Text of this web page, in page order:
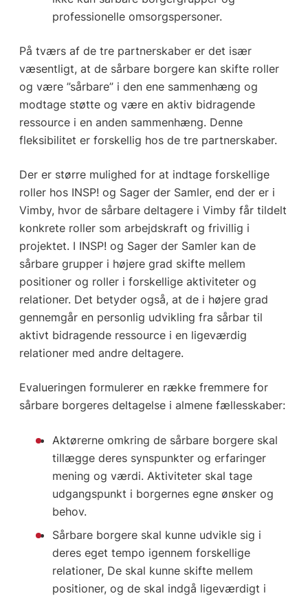
professionelle omsorgspersoner.
På tværs af de tre partnerskaber er det især
væsentligt, at de sårbare borgere kan skifte roller
og være ”sårbare” i den ene sammenhæng og
modtage støtte og være en aktiv bidragende
ressource i en anden sammenhæng. Denne
fleksibilitet er forskellig hos de tre partnerskaber.
Der er større mulighed for at indtage forskellige
roller hos INSP! og Sager der Samler, end der er i
Vimby, hvor de sårbare deltagere i Vimby får tildelt
konkrete roller som arbejdskraft og frivillig i
projektet. I INSP! og Sager der Samler kan de
sårbare grupper i højere grad skifte mellem
positioner og roller i forskellige aktiviteter og
relationer. Det betyder også, at de i højere grad
gennemgår en personlig udvikling fra sårbar til
aktivt bidragende ressource i en ligeværdig
relationer med andre deltagere.
Evalueringen formulerer en række fremmere for
sårbare borgeres deltagelse i almene fællesskaber:
Aktørerne omkring de sårbare borgere skal
tillægge deres synspunkter og erfaringer
mening og værdi. Aktiviteter skal tage
udgangspunkt i borgernes egne ønsker og
behov.
Sårbare borgere skal kunne udvikle sig i
deres eget tempo igennem forskellige
relationer, De skal kunne skifte mellem
positioner, og de skal indgå ligeværdigt i